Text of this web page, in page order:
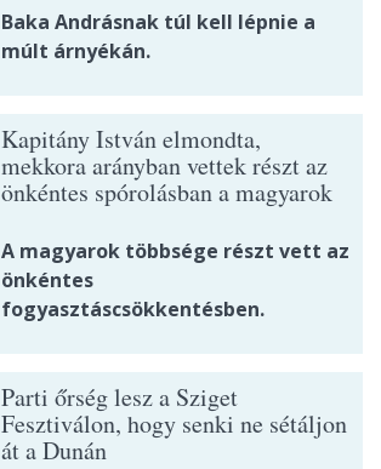
Baka Andrásnak túl kell lépnie a
múlt árnyékán.
Kapitány István elmondta,
mekkora arányban vettek részt az
önkéntes spórolásban a magyarok
A magyarok többsége részt vett az
önkéntes
fogyasztáscsökkentésben.
Parti őrség lesz a Sziget
Fesztiválon, hogy senki ne sétáljon
át a Dunán